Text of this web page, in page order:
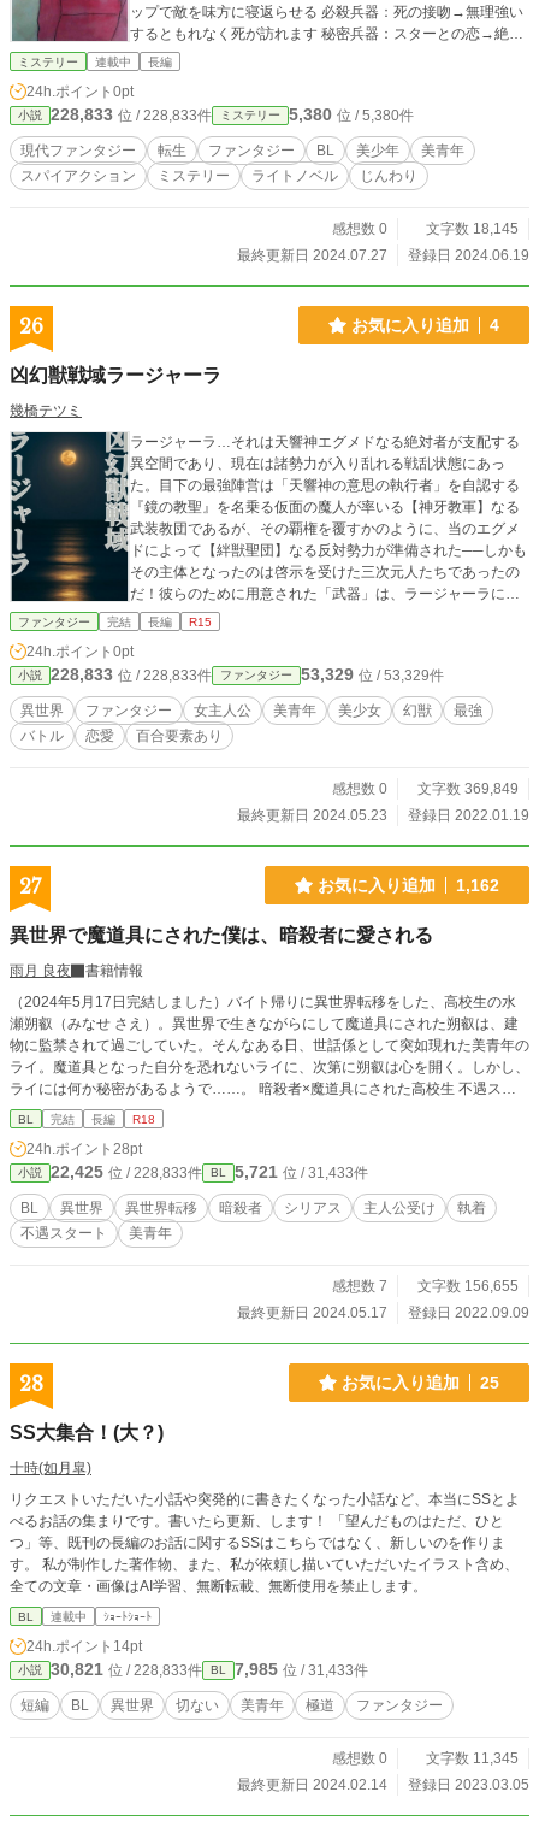
ップで敵を味方に寝返らせる 必殺兵器：死の接吻→無理強い
するともれなく死が訪れます 秘密兵器：スターとの恋→絶対
絶命jのときのみ正体を明かし逃亡を手伝わせる
ミステリー 連載中 長編
24h.ポイント 0pt
小説 228,833 位 / 228,833件 ミステリー 5,380 位 / 5,380件
現代ファンタジー 転生 ファンタジー BL 美少年
美青年
スパイアクション
ミステリー ライトノベル じんわり
感想数 0
文字数 18,145
最終更新日 2024.07.27
登録日 2024.06.19
26 お気に入り追加 4
凶幻獣戦域ラージャーラ
幾橋テツミ
ラージャーラ…それは天響神エグメドなる絶対者が支配する
異空間であり、現在は諸勢力が入り乱れる戦乱状態にあっ
た。目下の最強陣営は「天響神の意思の執行者」を自認する
『鏡の教聖』を名乗る仮面の魔人が率いる【神牙教軍】なる
武装教団であるが、その覇権を覆すかのように、当のエグメ
ドによって【絆獣聖団】なる反対勢力が準備された──しかも
その主体となったのは啓示を受けた三次元人たちであったの
だ！彼らのために用意された「武器」は、ラージャーラに生
息する魔獣たちがより戦闘力を増強され、特殊な訓練を施さ
獣』というモンスターの群れと、『錬装磁甲』という恐るべ
き破壊力を秘めた鎧を自在に装着できる超戦士＜錬装者＞た
ちである。彼らは＜絆獣聖団＞と名乗り、全世界に散在する
約ニ百名の人々は居住するエリアによって支部を形成してい
た。 かくてラージャーラにおける神牙教軍と絆獣聖団の
ファンタジー 完結 長編 R15
24h.ポイント 0pt
小説 228,833 位 / 228,833件 ファンタジー 53,329 位 / 53,329件
異世界 ファンタジー 女主人公 美青年 美少女 幻獣
最強
バトル
恋愛 百合要素あり
感想数 0
文字数 369,849
最終更新日 2024.05.23
登録日 2022.01.19
27 お気に入り追加 1,162
異世界で魔道具にされた僕は、暗殺者に愛される
雨月 良夜
書籍情報
（2024年5月17日完結しました）バイト帰りに異世界転移をした、高校生の水
瀬朔叡（みなせ さえ）。異世界で生きながらにして魔道具にされた朔叡は、建
物に監禁されて過ごしていた。そんなある日、世話係として突如現れた美青年の
ライ。魔道具となった自分を恐れないライに、次第に朔叡は心を開く。しかし、
ライには何か秘密があるようで……。 暗殺者×魔道具にされた高校生 不遇スタ
ートです。R18展開には※マークを付ける予定です。シリアスが多めで、ラブ展
開も後半です。よろしくお願いします。
BL 完結 長編 R18
24h.ポイント 28pt
小説 22,425 位 / 228,833件 BL 5,721 位 / 31,433件
BL 異世界 異世界転移 暗殺者 シリアス 主人公受け
執着
不遇スタート
美青年
感想数 7
文字数 156,655
最終更新日 2024.05.17
登録日 2022.09.09
28 お気に入り追加 25
SS大集合！(大？)
十時(如月皐)
リクエストいただいた小話や突発的に書きたくなった小話など、本当にSSとよ
べるお話の集まりです。書いたら更新、します！ 「望んだものはただ、ひと
つ」等、既刊の長編のお話に関するSSはこちらではなく、新しいのを作りま
す。 私が制作した著作物、また、私が依頼し描いていただいたイラスト含め、
全ての文章・画像はAI学習、無断転載、無断使用を禁止します。
BL 連載中 ｼｮｰﾄｼｮｰﾄ
24h.ポイント 14pt
小説 30,821 位 / 228,833件 BL 7,985 位 / 31,433件
短編 BL 異世界 切ない 美青年 極道 ファンタジー
感想数 0
文字数 11,345
最終更新日 2024.02.14
登録日 2023.03.05